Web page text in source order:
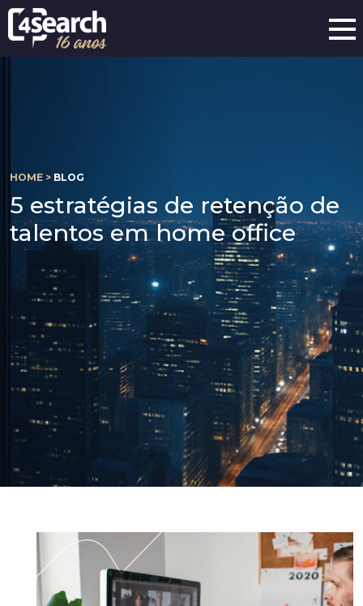
HOME > BLOG
5 estratégias de retenção de
talentos em home office